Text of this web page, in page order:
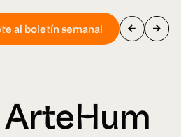
al boletín semanal arrow_back arrow_forward